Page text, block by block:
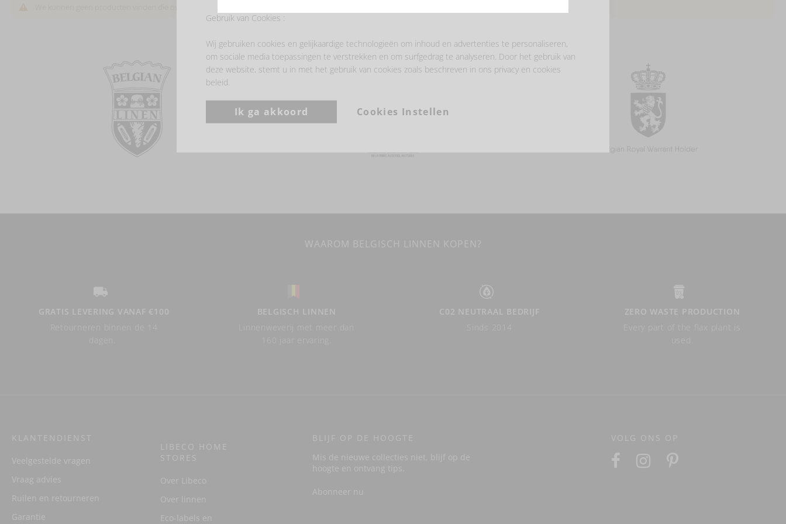
WAAROM BELGISCH LINNEN KOPEN?
GRATIS LEVERING VANAF €100
BELGISCH LINNEN
Linnenweverij met meer dan
C02 NEUTRAAL BEDRIJF
ZERO WASTE PRODUCTION
KLANTENDIENST
Veelgestelde vragen
Vraag advies
Ruilen en retourneren
Garantie
LIBECO HOME
STORES
Over Libeco
Over linnen
Eco-labels en
BLIJF OP DE HOOGTE
Mis de nieuwe collecties niet, blijf op de
hoogte en ontvang tips.
Abonneer nu
VOLG ONS OP
Gebruik van Cookies :
Wij gebruiken cookies en gelijkaardige technologieën om inhoud en advertenties te personaliseren,
om sociale media toepassingen te verstrekken en om surfgedrag te analyseren. Door het gebruik van
deze website, stemt u in met het gebruik van cookies zoals beschreven in ons privacy en cookies
beleid.
Ik ga akkoord Cookies Instellen